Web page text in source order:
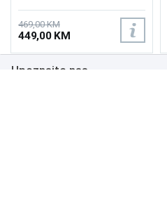
nVidia G-Sync, Osvjetljenje:
400 cd/m², Vrijeme odziva:
1ms, Priključci: 2xHDMI,
Displayport 1.2
469,00 KM
449,00 KM
Upoznajte nas